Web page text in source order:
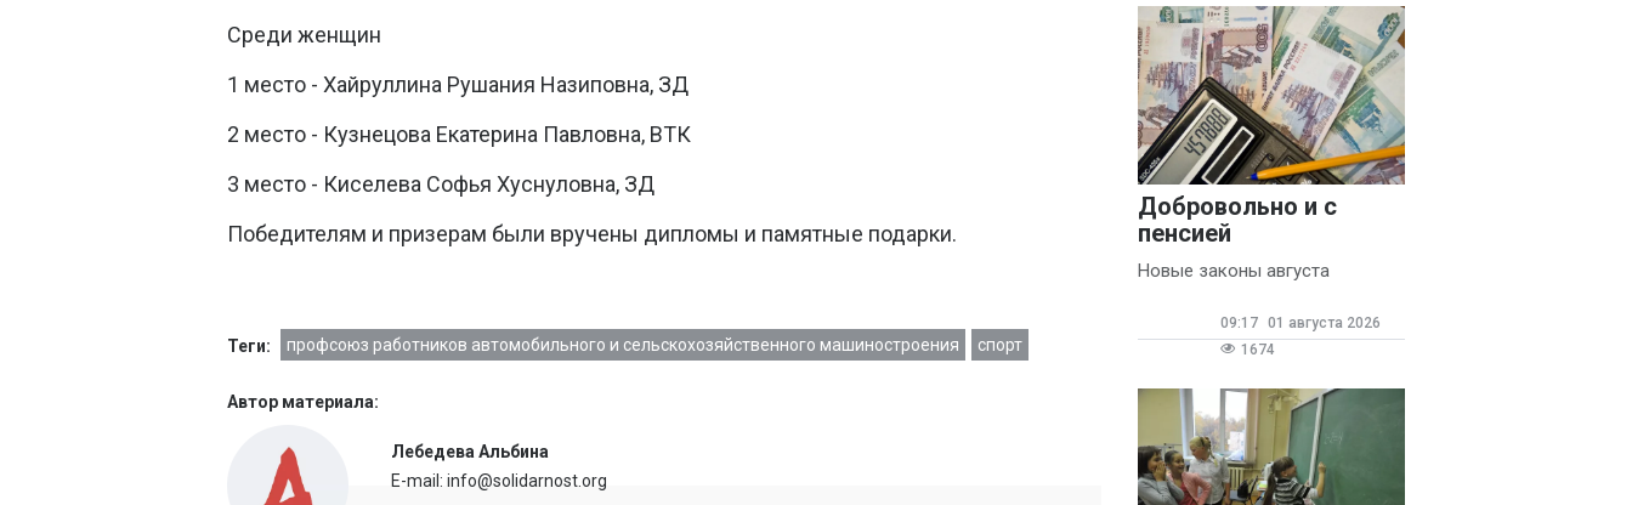
Среди женщин
1 место - Хайруллина Рушания Назиповна, ЗД
2 место - Кузнецова Екатерина Павловна, ВТК
3 место - Киселева Софья Хуснуловна, ЗД
Победителям и призерам были вручены дипломы и памятные подарки.
Теги: профсоюз работников автомобильного и сельскохозяйственного машиностроения спорт
Автор материала:
Лебедева Альбина
E-mail: info@solidarnost.org
Добровольно и с
пенсией
Новые законы августа
09:17 01 августа 2026
1674